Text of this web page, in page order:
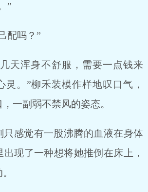
”
配吗？”
天浑身不舒服，需要一点钱来
灵。”柳禾装模作样地叹口气，
一副弱不禁风的姿态。
只感觉有一股沸腾的血液在身体
出现了一种想将她推倒在床上，